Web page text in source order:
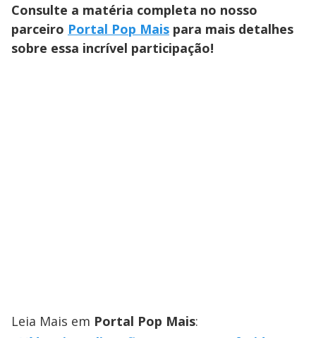
Consulte a matéria completa no nosso
parceiro Portal Pop Mais para mais detalhes
sobre essa incrível participação!
Leia Mais em Portal Pop Mais: